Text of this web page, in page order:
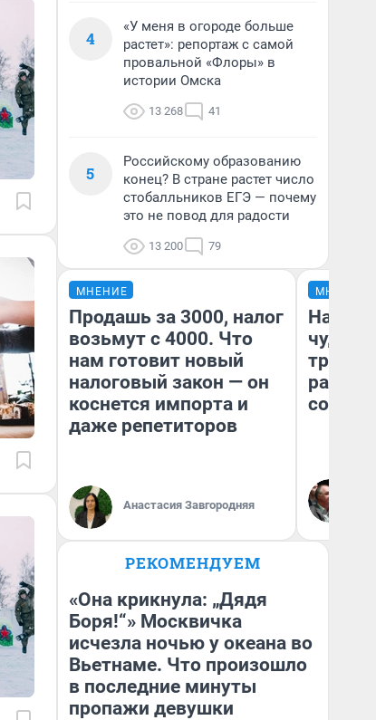
4
«У меня в огороде больше
растет»: репортаж с самой
провальной «Флоры» в
истории Омска
13 268 41
5
Российскому образованию
конец? В стране растет число
стобалльников ЕГЭ — почему
это не повод для радости
13 200 79
МНЕНИЕ
Продашь за 3000, налог
возьмут с 4000. Что
нам готовит новый
налоговый закон — он
коснется импорта и
даже репетиторов
Анастасия Завгородняя
МНЕНИЕ
чудом
РЕКОМЕНДУЕМ
«Она крикнула: „Дядя
Боря!“» Москвичка
исчезла ночью у океана во
Вьетнаме. Что произошло
в последние минуты
пропажи девушки